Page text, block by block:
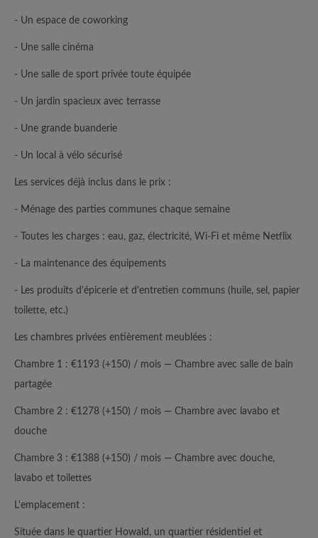
- Un espace de coworking
- Une salle cinéma
- Une salle de sport privée toute équipée
- Un jardin spacieux avec terrasse
- Une grande buanderie
- Un local à vélo sécurisé
Les services déjà inclus dans le prix :
- Ménage des parties communes chaque semaine
- Toutes les charges : eau, gaz, électricité, Wi-Fi et même Netflix
- La maintenance des équipements
- Les produits d'épicerie et d'entretien communs (huile, sel, papier
toilette, etc.)
Les chambres privées entièrement meublées :
Chambre 1 : €1193 (+150) / mois — Chambre avec salle de bain
partagée
Chambre 2 : €1278 (+150) / mois — Chambre avec lavabo et
douche
Chambre 3 : €1388 (+150) / mois — Chambre avec douche,
lavabo et toilettes
L'emplacement :
Située dans le quartier Howald, un quartier résidentiel et